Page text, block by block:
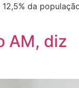
da
AM, diz